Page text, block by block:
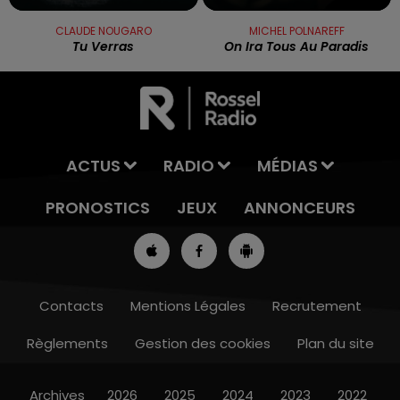
13h00 - 16h00
CLAUDE NOUGARO
Tu Verras
MICHEL POLNAREFF
On Ira Tous Au Paradis
ACTUS RADIO
MÉDIAS
PRONOSTICS
JEUX ANNONCEURS
Contacts Mentions Légales
Recrutement
Règlements
Gestion des cookies Plan du site
Archives 2026 2025 2024 2023 2022